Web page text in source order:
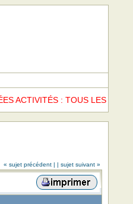
: TOUS LES
« sujet précédent | | sujet suivant »